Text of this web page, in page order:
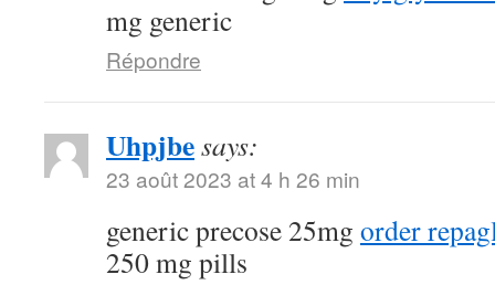
mg generic
Répondre
Uhpjbesays:
23 août 2023 at 4 h 26 min
generic precose 25mg order
250 mg pills